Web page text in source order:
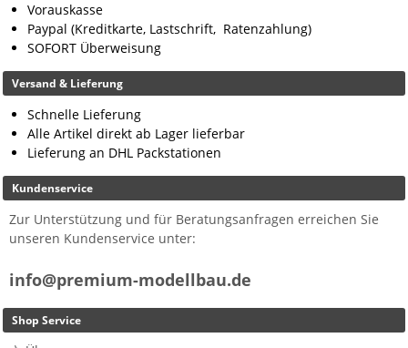
Vorauskasse
Paypal (Kreditkarte, Lastschrift, Ratenzahlung)
SOFORT Überweisung
Versand & Lieferung
Schnelle Lieferung
Alle Artikel direkt ab Lager lieferbar
Lieferung an DHL Packstationen
Kundenservice
Zur Unterstützung und für Beratungsanfragen erreichen Sie
unseren Kundenservice unter:
info@premium-modellbau.de
Shop Service